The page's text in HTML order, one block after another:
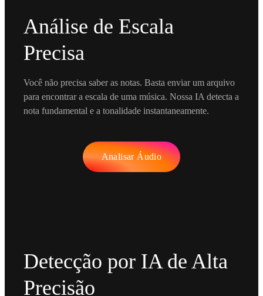
Análise de Escala
Precisa
Você não precisa saber as notas. Basta enviar um arquivo
para encontrar a escala de uma música. Nossa IA detecta a
nota fundamental e a tonalidade instantaneamente.
Analisar Áudio
Detecção por IA de Alta
Precisão